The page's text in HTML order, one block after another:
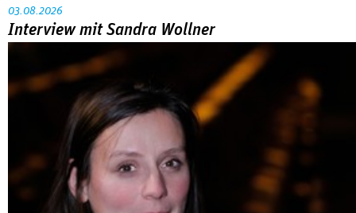
03.08.2026
Interview mit Sandra Wollner